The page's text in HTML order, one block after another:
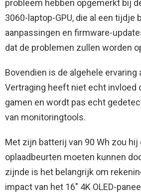
probleem hebben opgemerkt bij
3060-laptop-GPU, die al een tijdje
aanpassingen en firmware-
dat de problemen zullen worden
Bovendien is de algehele
Vertraging heeft niet echt invloed
gamen en wordt pas echt
van monitoringtools.
Met zijn batterij van 90 Wh zou
oplaadbeurten moeten kunnen
zijnde is het belangrijk om
impact van het 16″ 4K OLED-